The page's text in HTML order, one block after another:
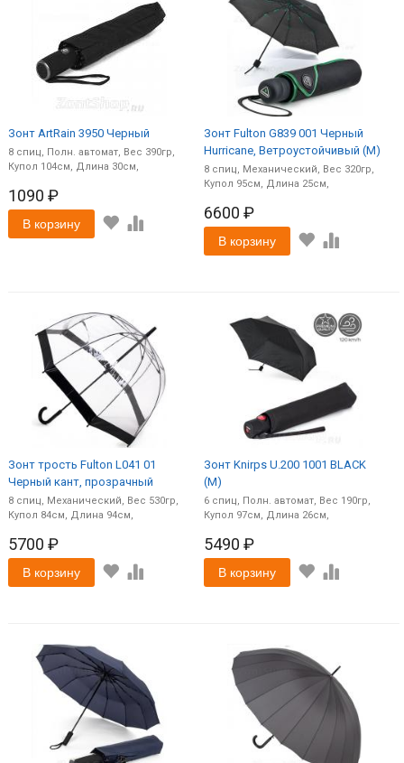
Зонт ArtRain 3950 Черный
8спиц Полн. автомат
390
104
30
1090 ₽
В корзину
Зонт Fulton G839 001 Черный
Hurricane, Ветроустойчивый (M)
8 спиц Механический
320
95
25
6600 ₽
В корзину
Зонт трость Fulton L041 01
Черный кант, прозрачный
8спиц Механический
530
84
94
5700 ₽
В корзину
Зонт Knirps U.200 1001 BLACK
(M)
6 спиц Полн. автомат
190
97
26
5490 ₽
В корзину